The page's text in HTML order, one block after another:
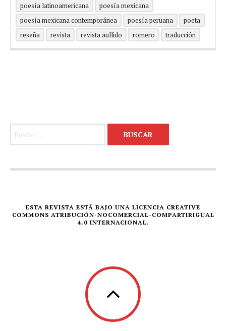
poesía latinoamericana
poesía mexicana
poesía mexicana contemporánea
poesía peruana
poeta
reseña
revista revista aullido romero traducción
ESTA REVISTA ESTÁ BAJO UNA LICENCIA CREATIVE
COMMONS ATRIBUCIÓN-NOCOMERCIAL-COMPARTIRIGUAL
4.0 INTERNACIONAL.